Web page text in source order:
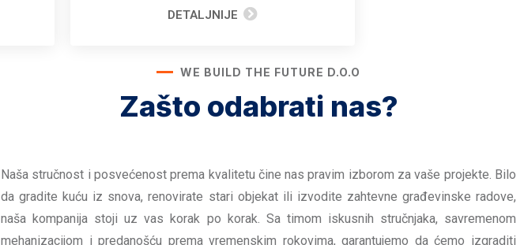
DETALJNIJE
WE BUILD THE FUTURE D.O.O
Zašto odabrati nas?
Naša stručnost i posvećenost prema kvalitetu čine nas pravim izborom za vaše projekte. Bilo
da gradite kuću iz snova, renovirate stari objekat ili izvodite zahtevne građevinske radove,
naša kompanija stoji uz vas korak po korak. Sa timom iskusnih stručnjaka, savremenom
mehanizacijom i predanošću prema vremenskim rokovima, garantujemo da ćemo izgraditi